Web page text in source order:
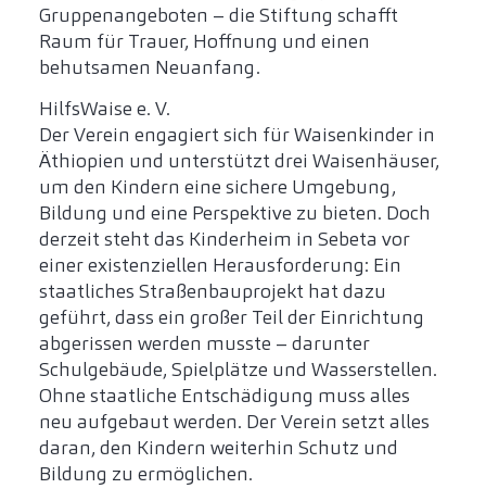
Gruppenangeboten – die Stiftung schafft
Raum für Trauer, Hoffnung und einen
behutsamen Neuanfang.
HilfsWaise e. V.
Der Verein engagiert sich für Waisenkinder in
Äthiopien und unterstützt drei Waisenhäuser,
um den Kindern eine sichere Umgebung,
Bildung und eine Perspektive zu bieten. Doch
derzeit steht das Kinderheim in Sebeta vor
einer existenziellen Herausforderung: Ein
staatliches Straßenbauprojekt hat dazu
geführt, dass ein großer Teil der Einrichtung
abgerissen werden musste – darunter
Schulgebäude, Spielplätze und Wasserstellen.
Ohne staatliche Entschädigung muss alles
neu aufgebaut werden. Der Verein setzt alles
daran, den Kindern weiterhin Schutz und
Bildung zu ermöglichen.